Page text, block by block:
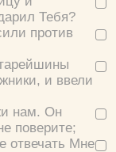
Тебя?
против
и ввели
нам. Он
поверите;
отвечать Мне